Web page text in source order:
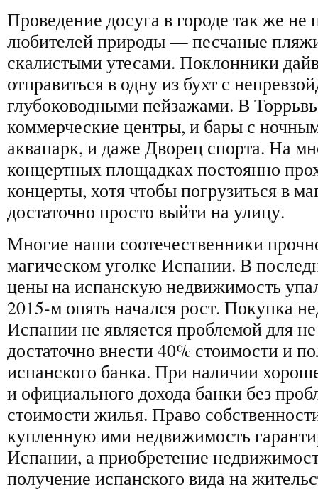
Проведение досуга в городе так же не
любителей природы — песчаные
скалистыми утесами. Поклонники
отправиться в одну из бухт с
глубоководными пейзажами. В
коммерческие центры, и бары с
аквапарк, и даже Дворец спорта. На
концертных площадках постоянно
концерты, хотя чтобы погрузиться в
достаточно просто выйти на улицу.
Многие наши соотечественники
магическом уголке Испании. В
цены на испанскую недвижимость
2015-м опять начался рост. Покупка
Испании не является проблемой для
достаточно внести 40% стоимости и
испанского банка. При наличии
и официального дохода банки без
стоимости жилья. Право
купленную ими недвижимость
Испании, а приобретение
получение испанского вида на